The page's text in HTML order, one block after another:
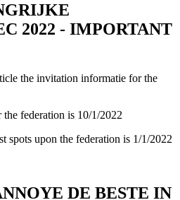
2022 - IMPORTANT
the invitation informatie for the
federation is 10/1/2022
spots upon the federation is 1/1/2022
DE BESTE IN